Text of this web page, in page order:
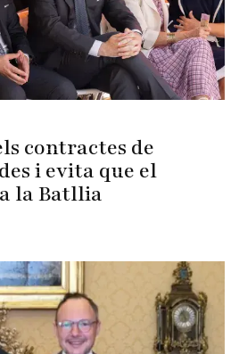
contractes de
i evita que el
la Batllia